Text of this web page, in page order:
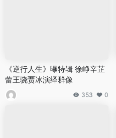
《逆行人生》曝特辑 徐峥辛芷
蕾王骁贾冰演绎群像
353 0